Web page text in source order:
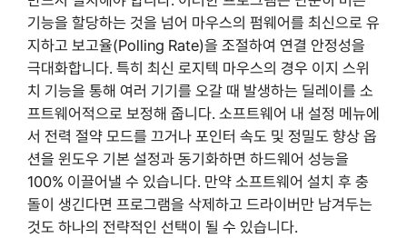
기능을 할당하는 것을 넘어 마우스의 펌웨어를 최신으로 유
지하고 보고율(Polling Rate)을 조절하여 연결 안정성을
극대화합니다. 특히 최신 로지텍 마우스의 경우 이지 스위
치 기능을 통해 여러 기기를 오갈 때 발생하는 딜레이를 소
프트웨어적으로 보정해 줍니다. 소프트웨어 내 설정 메뉴에
서 전력 절약 모드를 끄거나 포인터 속도 및 정밀도 향상 옵
션을 윈도우 기본 설정과 동기화하면 하드웨어 성능을
100% 이끌어낼 수 있습니다. 만약 소프트웨어 설치 후 충
돌이 생긴다면 프로그램을 삭제하고 드라이버만 남겨두는
것도 하나의 전략적인 선택이 될 수 있습니다.